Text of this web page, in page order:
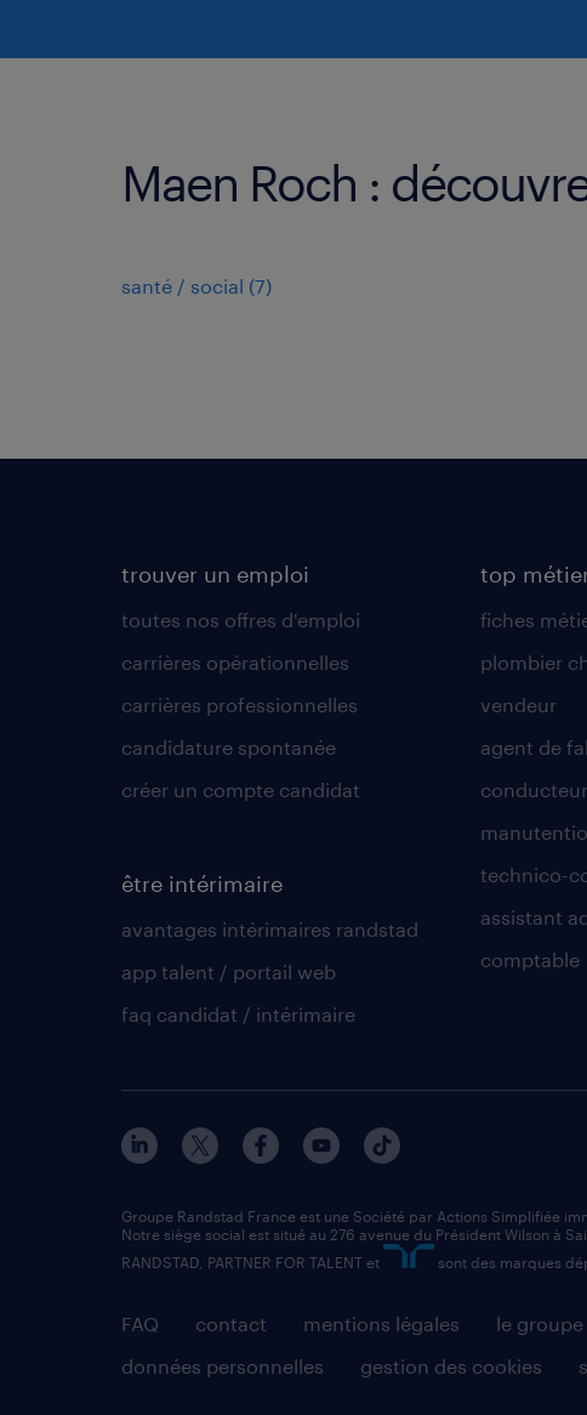
Maen Roch :
santé / social (7)
trouver un emploi
toutes nos offres d'emploi
carrières opérationnelles
carrières professionnelles
candidature spontanée
créer un compte candidat
être intérimaire
avantages intérimaires randstad
app talent / portail web
faq candidat / intérimaire
top
fiches
plombier
vendeur
agent de
technico-
assistant
comptable
FAQ contact mentions légales le
données personnelles
gestion des cookies
Groupe Randstad France est une Société par Actions Simplifiée
Notre siège social est situé au 276 avenue du Président Wilson à
RANDSTAD, PARTNER FOR TALENT et
sont des marques